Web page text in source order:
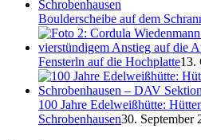
Boulderscheibe auf dem
Fensterln auf die Hochplatte13.
100 Jahre Edelweißhütte:
Schrobenhausen30. September